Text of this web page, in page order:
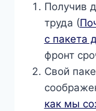
Получив
труда (
с пакета
фронт
Свой
как мы